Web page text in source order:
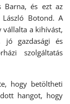
Barna, és ezt az
Botond. A
vállalta a kihívást,
jó gazdasági és
szolgáltatás
hogy betöltheti
hangot, hogy